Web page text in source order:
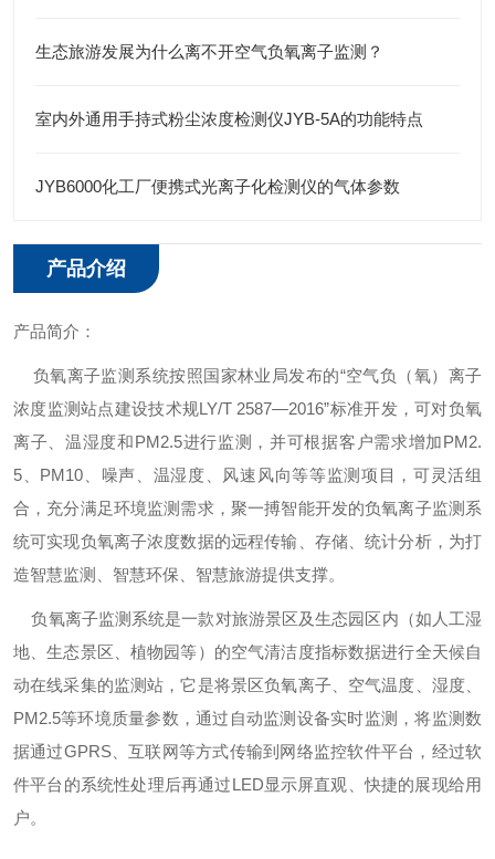
生态旅游发展为什么离不开空气负氧离子监测？
室内外通用手持式粉尘浓度检测仪JYB-5A的功能特点
JYB6000化工厂便携式光离子化检测仪的气体参数
产品介绍
产品简介：
负氧离子监测系统按照国家林业局发布的“空气负（氧）离子
浓度监测站点建设技术规LY/T 2587—2016”标准开发，可对负氧
离子、温湿度和PM2.5进行监测，并可根据客户需求增加PM2.
5、PM10、噪声、温湿度、风速风向等等监测项目，可灵活组
合，充分满足环境监测需求，聚一搏智能开发的负氧离子监测系
统可实现负氧离子浓度数据的远程传输、存储、统计分析，为打
造智慧监测、智慧环保、智慧旅游提供支撑。
负氧离子监测系统是一款对旅游景区及生态园区内（如人工湿
地、生态景区、植物园等）的空气清洁度指标数据进行全天候自
动在线采集的监测站，它是将景区负氧离子、空气温度、湿度、
PM2.5等环境质量参数，通过自动监测设备实时监测，将监测数
据通过GPRS、互联网等方式传输到网络监控软件平台，经过软
件平台的系统性处理后再通过LED显示屏直观、快捷的展现给用
户。